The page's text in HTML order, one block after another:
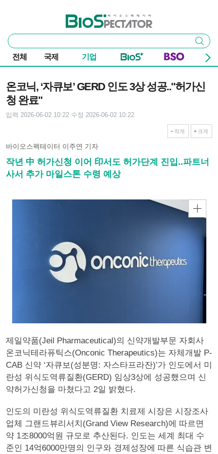
바이오스펙테이터
통
합
검
색
검색
전체 국제 기업
온코닉, ‘자큐보’ GERD 인도 3상 성공.."허가신
청 완료"
입력 2026-06-02 10:22 수정 2026-06-02 10:22
작게 크게
바이오스펙테이터 이주연 기자
작년 中 허가신청 이어 印서도 허가단계 진입..파트너
사서 추가 마일스톤 수령 예상
제일약품(Jeil Pharmaceutical)의 신약개발부문 자회사
온코닉테라퓨틱스(Onconic Therapeutics)는 자체개발 P-
CAB 신약 ‘자큐보(성분명: 자스타프라잔)’가 인도에서 미
란성 위식도역류질환(GERD) 임상3상에 성공했으며 신
약허가신청을 마쳤다고 2일 밝혔다.
인도의 미란성 위식도역류질환 치료제 시장은 시장조사
업체 그랜드뷰리서치(Grand View Research)에 따르면
약 1조8000억원 규모로 추산된다. 인도는 세계 최대 수
준인 14억6000만명의 인구와 경제성장에 따른 식습관 변